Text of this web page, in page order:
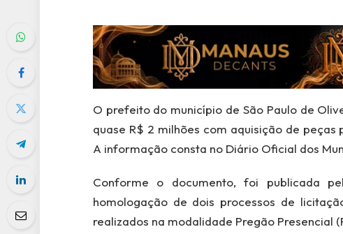
O prefeito do município de São Paulo de
quase R$ 2 milhões com aquisição de
A informação consta no Diário Oficial dos
Conforme o documento, foi publicada
homologação de dois processos de
realizados na modalidade Pregão Presencial